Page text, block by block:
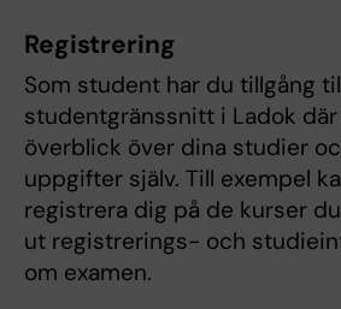
Registrering
Som student har du tillgång
studentgränssnitt i Ladok där
överblick över dina studier
uppgifter själv. Till exempel
registrera dig på de kurser
ut registrerings- och
om examen.